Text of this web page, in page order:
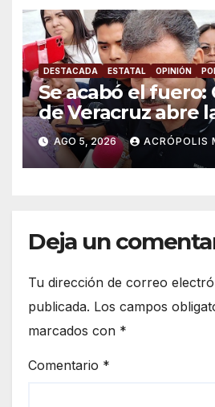
DESTACADA ESTATAL OPINIÓN
Se acabó el fuero:
de Veracruz abre
proceso penal
de Úrsulo Galván
AGO 5, 2026 ACRÓPOLIS
Deja un
Tu dirección de correo
publicada. Los campos
marcados con *
Comentario *